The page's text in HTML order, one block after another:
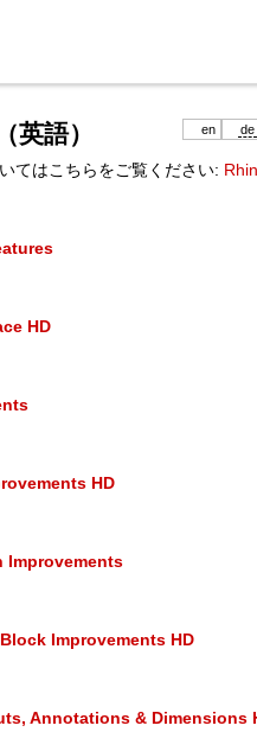
en de
語）
てはこちらをご覧ください:
HD
HD
Improvements
Improvements HD
Annotations & Dimensions